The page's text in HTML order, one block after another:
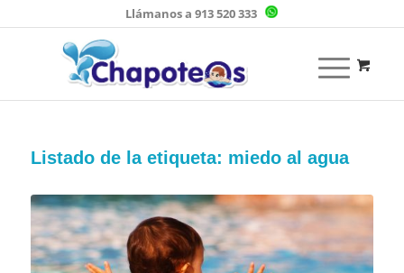
Llámanos a 913 520 333
Listado de la etiqueta: miedo al agua